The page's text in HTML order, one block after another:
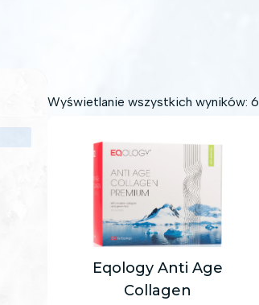
Wyświetlanie wszystkich wyników: 6
Eqology Anti Age
Collagen